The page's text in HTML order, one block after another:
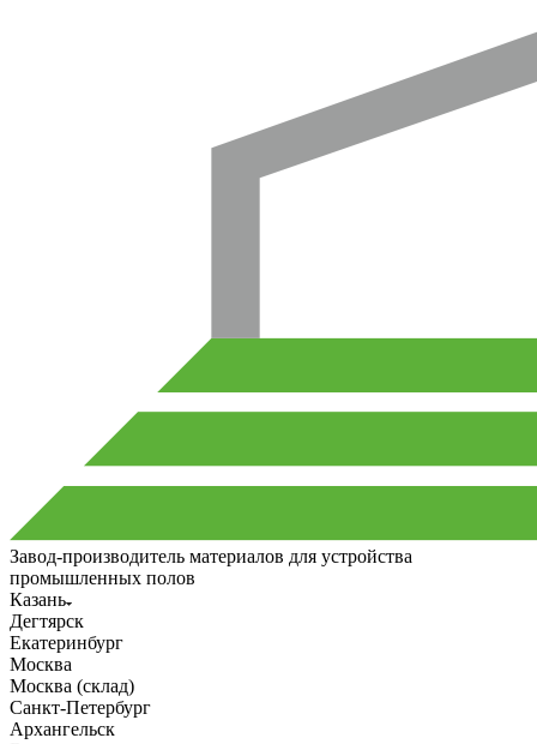
Завод-производитель материалов для устройства
промышленных полов
Казань
Дегтярск
Екатеринбург
Москва
Москва (склад)
Санкт-Петербург
Архангельск